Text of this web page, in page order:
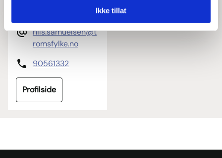
Ikke tillat
nils.samuelsen@t
romsfylke.no
90561332
Profilside